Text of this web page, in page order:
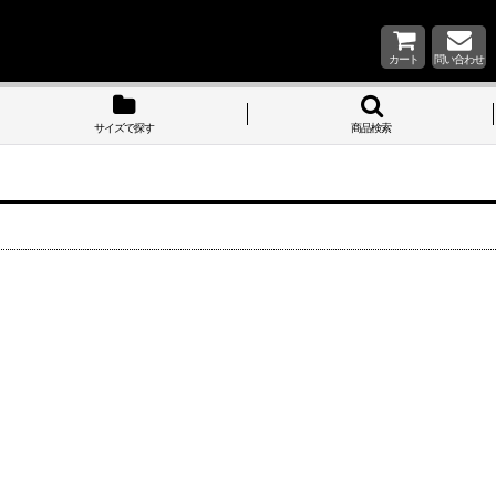
カート 問い合わせ
サイズで探す 商品検索